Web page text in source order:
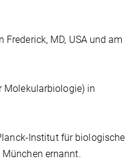
MD, USA und am
Molekularbiologie) in
Institut für biologische
ernannt.